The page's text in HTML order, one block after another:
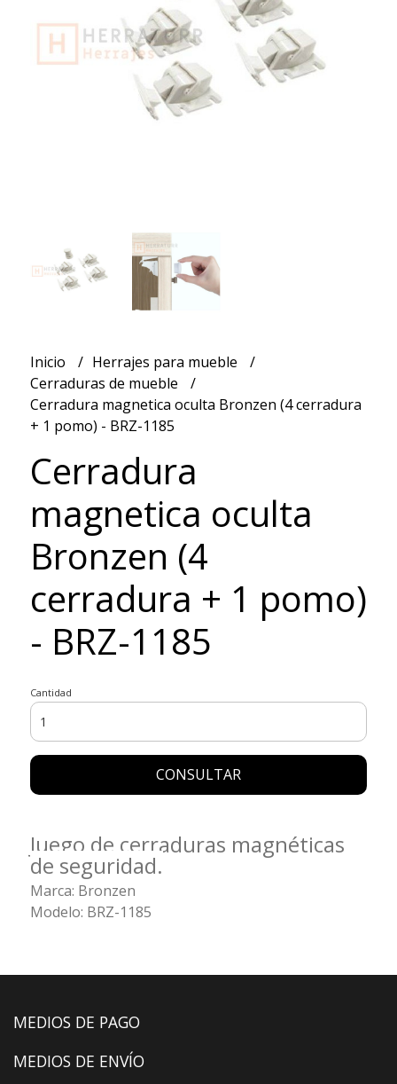
Inicio
Herrajes para mueble
Cerraduras de mueble
Cerradura magnetica oculta Bronzen (4 cerradura
+ 1 pomo) - BRZ-1185
Cerradura
magnetica oculta
Bronzen (4
cerradura + 1 pomo)
- BRZ-1185
Cantidad
CONSULTAR
Juego de cerraduras magnéticas
de seguridad.
Marca: Bronzen
Modelo: BRZ-1185
MEDIOS DE PAGO
MEDIOS DE ENVÍO